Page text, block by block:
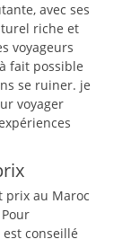
avec ses
riche et
voyageurs
fait possible
se ruiner. je
voyager
prix au Maroc
conseillé